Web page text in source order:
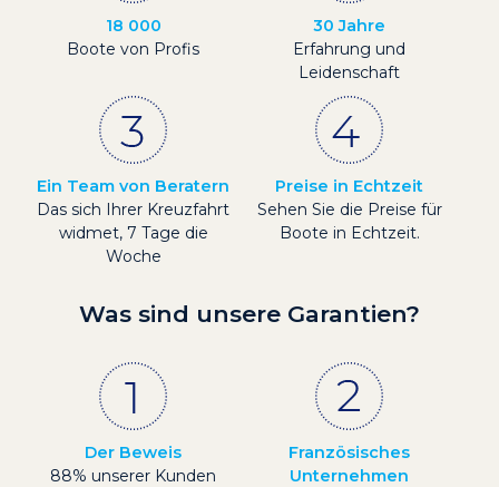
18 000
Boote von Profis
30 Jahre
Erfahrung und
Leidenschaft
Ein Team von Beratern
Das sich Ihrer Kreuzfahrt
widmet, 7 Tage die
Woche
Preise in Echtzeit
Sehen Sie die Preise für
Boote in Echtzeit.
Was sind unsere Garantien?
Der Beweis
88% unserer Kunden
Französisches
Unternehmen